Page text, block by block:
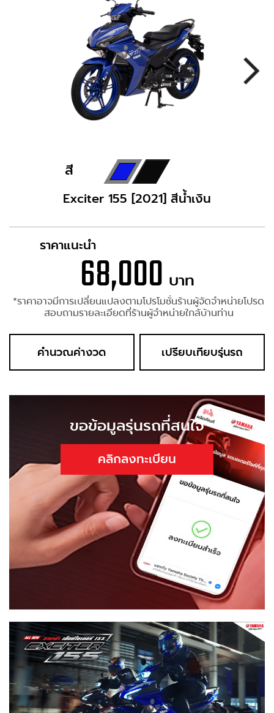
สี
Exciter 155 [2021] สีน้ำเงิน
ราคาแนะนำ
68,000 บาท
*ราคาอาจมีการเปลี่ยนแปลงตามโปรโมชั่นร้านผู้จัดจำหน่ายโปรด
สอบถามรายละเอียดที่ร้านผู้จำหน่ายใกล้บ้านท่าน
คำนวณค่างวด เปรียบเทียบรุ่นรถ
ขอข้อมูลรุ่นรถที่สนใจ
คลิกลงทะเบียน